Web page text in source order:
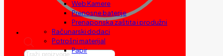
Products
Web Kamere
Prenosne baterije
Prenaponska zaštita i produžni
Računarski dodaci
Potrošni materijal
Papir